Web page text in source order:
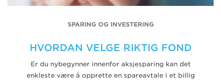
SPARING OG INVESTERING
HVORDAN VELGE RIKTIG FOND
Er du nybegynner innenfor aksjesparing kan det
enkleste være å opprette en spareavtale i et billig